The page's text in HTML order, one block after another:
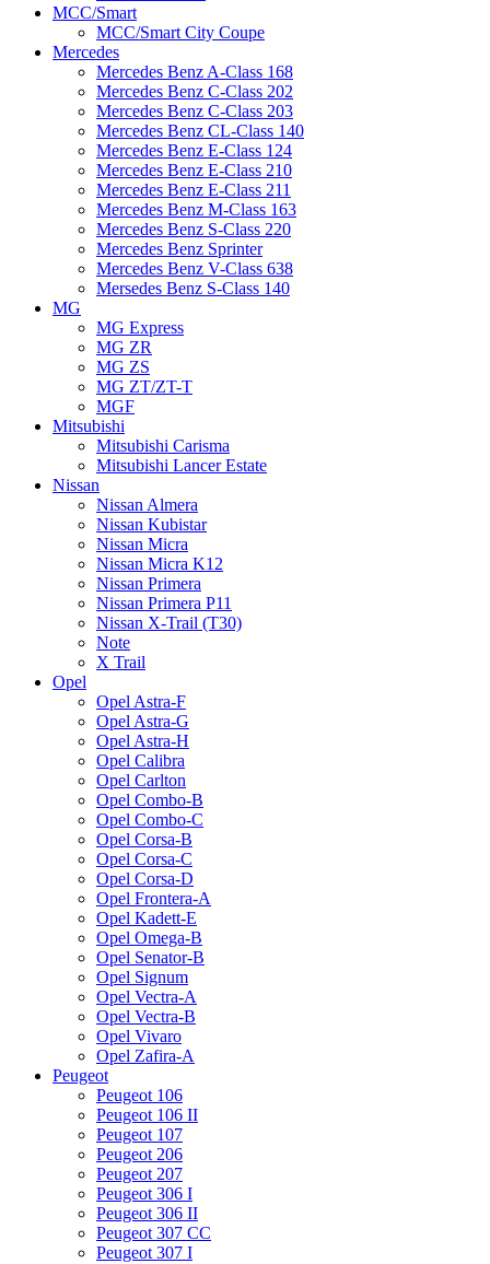
MCC/Smart
MCC/Smart City Coupe
Mercedes
Mercedes Benz A-Class 168
Mercedes Benz C-Class 202
Mercedes Benz C-Class 203
Mercedes Benz CL-Class 140
Mercedes Benz E-Class 124
Mercedes Benz E-Class 210
Mercedes Benz E-Class 211
Mercedes Benz M-Class 163
Mercedes Benz S-Class 220
Mercedes Benz Sprinter
Mercedes Benz V-Class 638
Mersedes Benz S-Class 140
MG
MG Express
MG ZR
MG ZS
MG ZT/ZT-T
MGF
Mitsubishi
Mitsubishi Carisma
Mitsubishi Lancer Estate
Nissan
Nissan Almera
Nissan Kubistar
Nissan Micra
Nissan Micra K12
Nissan Primera
Nissan Primera P11
Nissan X-Trail (T30)
Note
X Trail
Opel
Opel Astra-F
Opel Astra-G
Opel Astra-H
Opel Calibra
Opel Carlton
Opel Combo-B
Opel Combo-C
Opel Corsa-B
Opel Corsa-C
Opel Corsa-D
Opel Frontera-A
Opel Kadett-E
Opel Omega-B
Opel Senator-B
Opel Signum
Opel Vectra-A
Opel Vectra-B
Opel Vivaro
Opel Zafira-A
Peugeot
Peugeot 106
Peugeot 106 II
Peugeot 107
Peugeot 206
Peugeot 207
Peugeot 306 I
Peugeot 306 II
Peugeot 307 CC
Peugeot 307 I